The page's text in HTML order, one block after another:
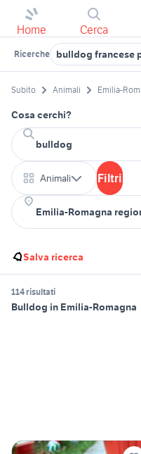
Home Cerca
Ricerche bulldog francese
Subito Animali Emilia-
Cosa cerchi?
Animali Filtri
Salva ricerca
114 risultati
Bulldog in Emilia-Romagna